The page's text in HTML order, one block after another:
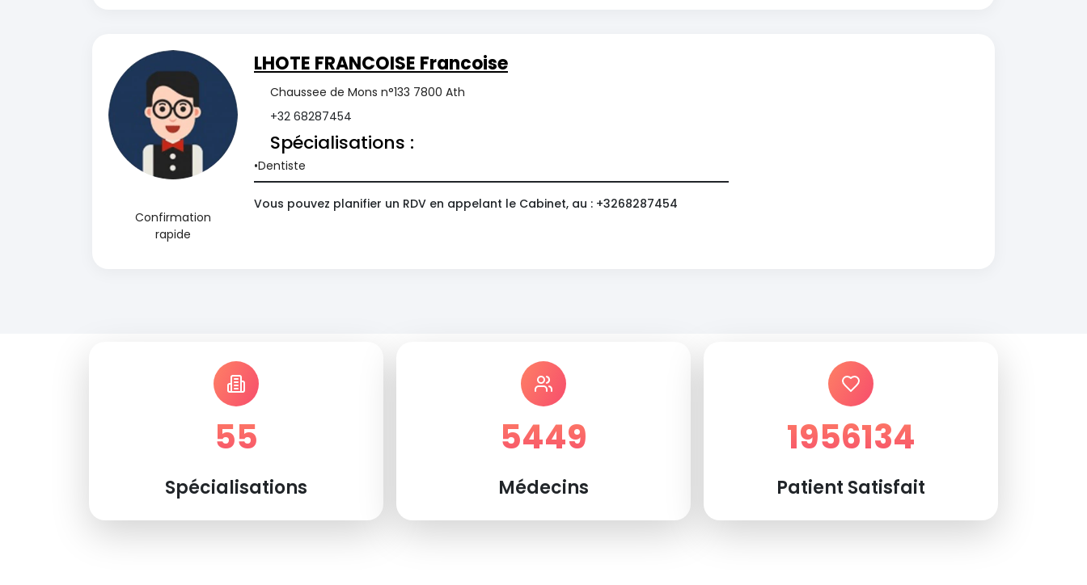
Confirmation
rapide
LHOTE FRANCOISE Francoise
Chaussee de Mons n°133 7800 Ath
+32 68287454
Spécialisations :
Dentiste
Vous pouvez planifier un RDV en appelant le Cabinet, au : +3268287454
55
Spécialisations
5449
Médecins
1956134
Patient Satisfait